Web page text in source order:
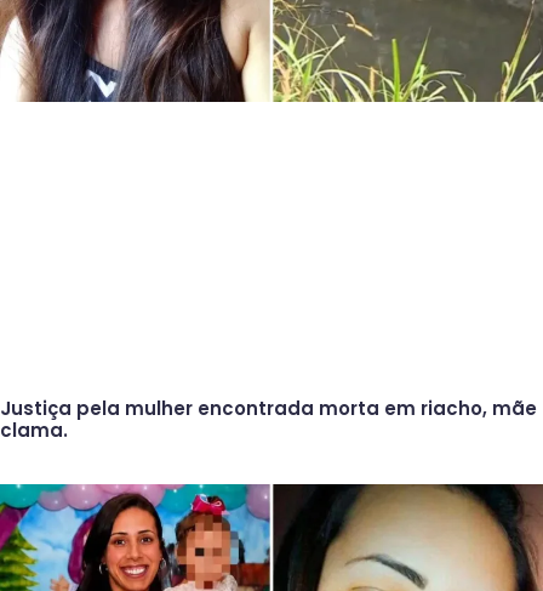
Justiça pela mulher encontrada morta em riacho, mãe
clama.